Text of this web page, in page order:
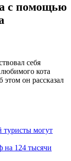
с помощью
себя
кота
он рассказал
туристы могут
на 124 тысячи